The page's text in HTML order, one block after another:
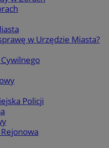
w Urzędzie Miasta?
Policji